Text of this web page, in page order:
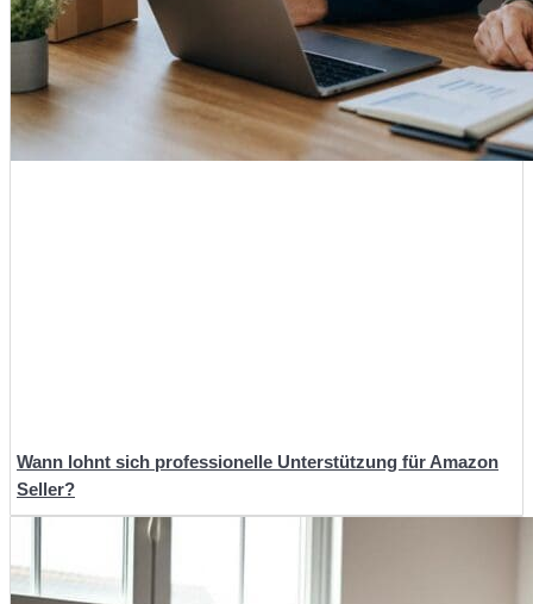
Wann lohnt sich professionelle Unterstützung für Amazon
Seller?